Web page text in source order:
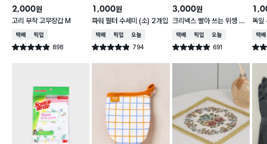
2,000원
고리 부착 고무장갑 M
택배배송매장픽업
별점 4.9점 898
건 작성
1,000원
파워 필터 수세미 (소) 2개입
택배배송매장픽업오늘배송
별점 4.9점 794
건 작성
3,000원
크리넥스 빨아 쓰는 위생 행
주 핑크 레벨5 36매
택배배송매장픽업오늘배송
별점 4.9점 691
건 작성
독일
택배
별점